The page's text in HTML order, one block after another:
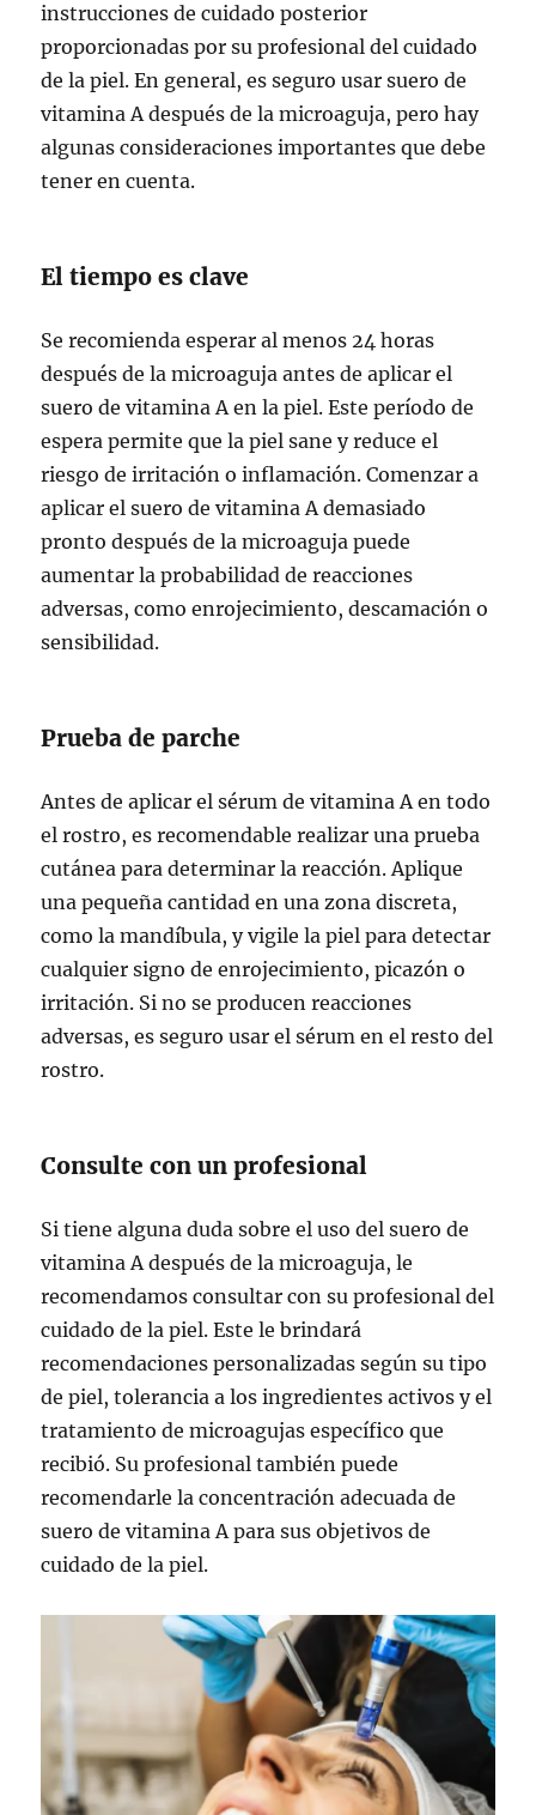
instrucciones de cuidado posterior
proporcionadas por su profesional del cuidado
de la piel. En general, es seguro usar suero de
vitamina A después de la microaguja, pero hay
algunas consideraciones importantes que debe
tener en cuenta.
El tiempo es clave
Se recomienda esperar al menos 24 horas
después de la microaguja antes de aplicar el
suero de vitamina A en la piel. Este período de
espera permite que la piel sane y reduce el
riesgo de irritación o inflamación. Comenzar a
aplicar el suero de vitamina A demasiado
pronto después de la microaguja puede
aumentar la probabilidad de reacciones
adversas, como enrojecimiento, descamación o
sensibilidad.
Prueba de parche
Antes de aplicar el sérum de vitamina A en todo
el rostro, es recomendable realizar una prueba
cutánea para determinar la reacción. Aplique
una pequeña cantidad en una zona discreta,
como la mandíbula, y vigile la piel para detectar
cualquier signo de enrojecimiento, picazón o
irritación. Si no se producen reacciones
adversas, es seguro usar el sérum en el resto del
rostro.
Consulte con un profesional
Si tiene alguna duda sobre el uso del suero de
vitamina A después de la microaguja, le
recomendamos consultar con su profesional del
cuidado de la piel. Este le brindará
recomendaciones personalizadas según su tipo
de piel, tolerancia a los ingredientes activos y el
tratamiento de microagujas específico que
recibió. Su profesional también puede
recomendarle la concentración adecuada de
suero de vitamina A para sus objetivos de
cuidado de la piel.